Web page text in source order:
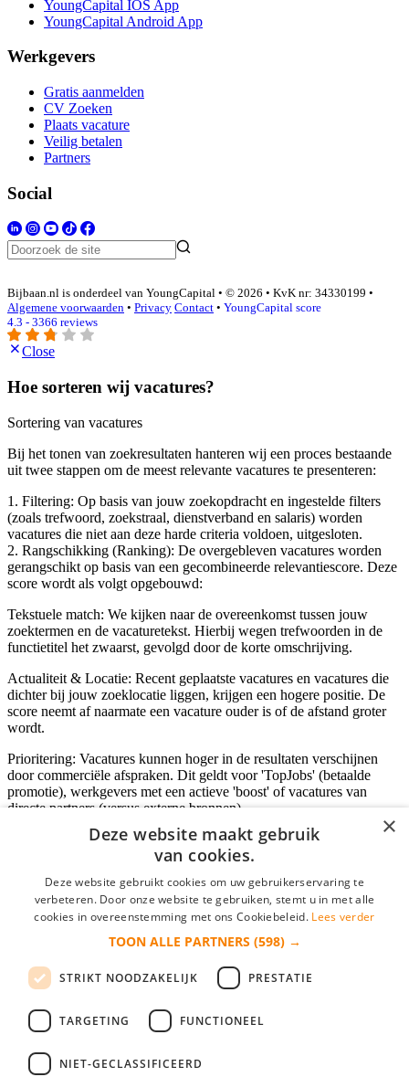
YoungCapital IOS App
YoungCapital Android App
Werkgevers
Gratis aanmelden
CV Zoeken
Plaats vacature
Veilig betalen
Partners
Social
Bijbaan.nl is onderdeel van YoungCapital • © 2026 • KvK nr: 34330199 •
Algemene voorwaarden • Privacy Contact • YoungCapital score
4.3 - 3366 reviews
Close
Hoe sorteren wij vacatures?
Sortering van vacatures
Bij het tonen van zoekresultaten hanteren wij een proces bestaande
uit twee stappen om de meest relevante vacatures te presenteren:
1. Filtering: Op basis van jouw zoekopdracht en ingestelde filters
(zoals trefwoord, zoekstraal, dienstverband en salaris) worden
vacatures die niet aan deze harde criteria voldoen, uitgesloten.
2. Rangschikking (Ranking): De overgebleven vacatures worden
gerangschikt op basis van een gecombineerde relevantiescore. Deze
score wordt als volgt opgebouwd:
Tekstuele match: We kijken naar de overeenkomst tussen jouw
zoektermen en de vacaturetekst. Hierbij wegen trefwoorden in de
functietitel het zwaarst, gevolgd door de korte omschrijving.
Actualiteit & Locatie: Recent geplaatste vacatures en vacatures die
dichter bij jouw zoeklocatie liggen, krijgen een hogere positie. De
score neemt af naarmate een vacature ouder is of de afstand groter
wordt.
Prioritering: Vacatures kunnen hoger in de resultaten verschijnen
door commerciële afspraken. Dit geldt voor 'TopJobs' (betaalde
promotie), werkgevers met een actieve 'boost' of vacatures van
directe partners (versus externe bronnen).
Inloggen als bedrijf
*
login gegevens onthouden
login
Bedrijf aanmelden
×
Deze website maakt gebruik
van cookies.
Deze website gebruikt cookies om uw gebruikerservaring te
verbeteren. Door onze website te gebruiken, stemt u in met alle
cookies in overeenstemming met ons Cookiebeleid. Lees verder
TOON ALLE PARTNERS (598) →
STRIKT NOODZAKELIJK PRESTATIE
TARGETING FUNCTIONEEL
NIET-GECLASSIFICEERD